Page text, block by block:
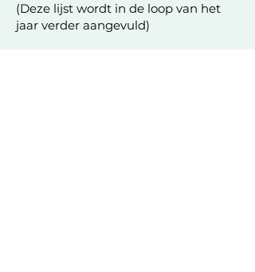
(Deze lijst wordt in de loop van het
jaar verder aangevuld)